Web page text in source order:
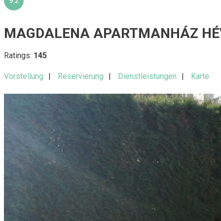
MAGDALENA APARTMANHÁZ
Ratings: 145
Vorstellung Reservierung Dienstleistungen Karte